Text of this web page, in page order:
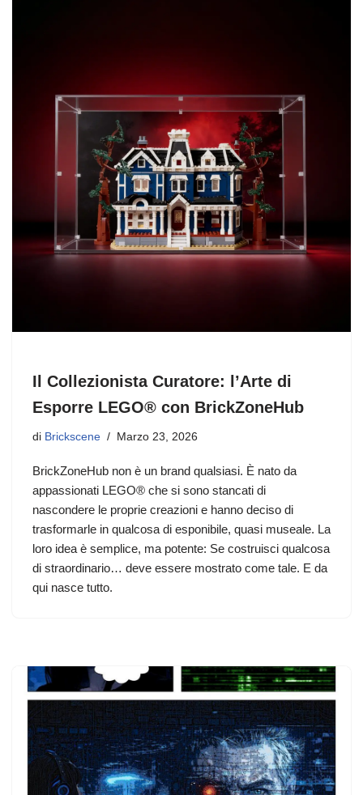
Il Collezionista Curatore: l’Arte di
Esporre LEGO® con BrickZoneHub
di Brickscene Marzo 23, 2026
BrickZoneHub non è un brand qualsiasi. È nato da
appassionati LEGO® che si sono stancati di
nascondere le proprie creazioni e hanno deciso di
trasformarle in qualcosa di esponibile, quasi museale. La
loro idea è semplice, ma potente: Se costruisci qualcosa
di straordinario… deve essere mostrato come tale. E da
qui nasce tutto.